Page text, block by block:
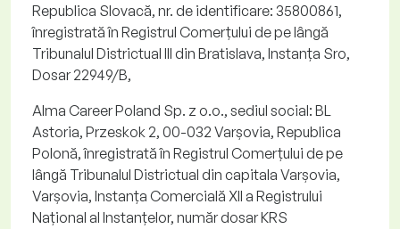
Republica Slovacă, nr. de identificare: 35800861,
înregistrată în Registrul Comerțului de pe lângă
Tribunalul Districtual III din Bratislava, Instanța Sro,
Dosar 22949/B,
Alma CareerPoland Sp. z o.o., sediul social: BL
Astoria, Przeskok 2, 00-032 Varșovia, Republica
Polonă, înregistrată în Registrul Comerțului de pe
lângă Tribunalul Districtual din capitala Varșovia,
Varșovia, Instanța Comercială XII a Registrului
Național al Instanțelor, număr dosar KRS